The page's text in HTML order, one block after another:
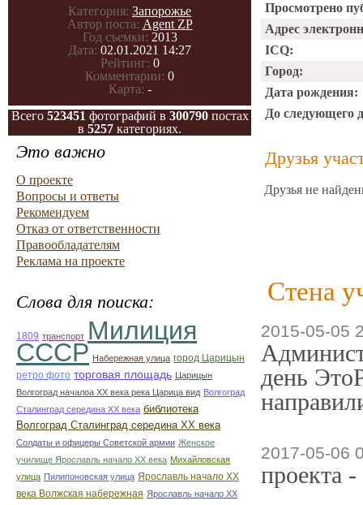
Категория: Запорожье
Автор поста: Agent ZP
Год съемки: 2013
Дата: 02.01.2021 14:27
Рейтинг: 0
Комментарии: 0
Карта: -
Всего 523451 фотографий в 300790постах
в 5257 категориях.
Это важно
О проекте
Вопросы и ответы
Рекомендуем
Отказ от ответственности
Правообладателям
Реклама на проекте
Слова для поиска:
1809 транспорт Милиция
СССР Набережная улица город Царицын
ретро фото торговая площадь Царицын
Волгоград началоа ХХ века река Царица вид Волгоград
Сталинград середина ХХ века библиотека
Волгоград Сталинград середина ХХ века
Солдаты и офицеры Советской армии Женское
училище Ярославль начало ХХ века Михайловская
улица Пилипоновская улица Ярославль начало ХХ
века Волжская набережная Ярославль начало ХХ
Просмотрено
Адрес
ICQ:
Город:
Дата рождения:
До следующего
Друзья
Друзья не
Стена
2015-05-05
день
2017-05-06
проекта